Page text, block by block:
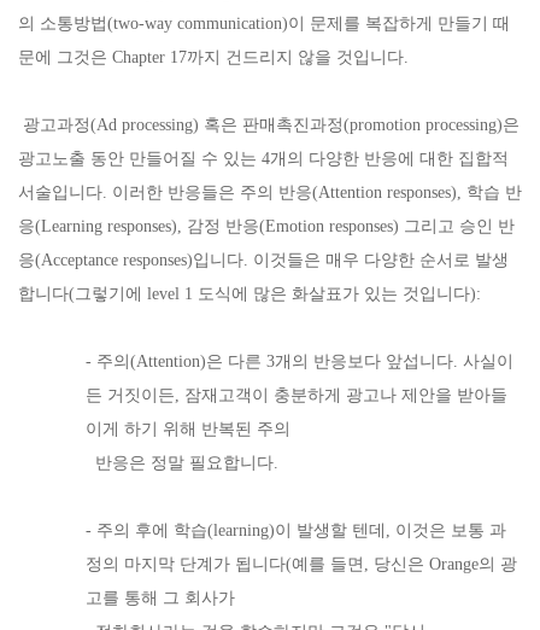
의 소통방법(two-way communication)이 문제를 복잡하게 만들기 때
문에 그것은 Chapter 17까지 건드리지 않을 것입니다.
광고과정(Ad processing) 혹은 판매촉진과정(promotion processing)은
광고노출 동안 만들어질 수 있는 4개의 다양한 반응에 대한 집합적
서술입니다. 이러한 반응들은 주의 반응(Attention responses), 학습 반
응(Learning responses), 감정 반응(Emotion responses) 그리고 승인 반
응(Acceptance responses)입니다. 이것들은 매우 다양한 순서로 발생
합니다(그렇기에 level 1 도식에 많은 화살표가 있는 것입니다):
- 주의(Attention)은 다른 3개의 반응보다 앞섭니다. 사실이
든 거짓이든, 잠재고객이 충분하게 광고나 제안을 받아들
이게 하기 위해 반복된 주의
반응은 정말 필요합니다.
- 주의 후에 학습(learning)이 발생할 텐데, 이것은 보통 과
정의 마지막 단계가 됩니다(예를 들면, 당신은 Orange의 광
고를 통해 그 회사가